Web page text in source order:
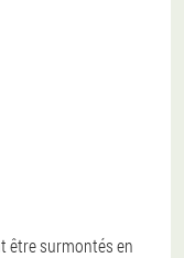
être surmontés en